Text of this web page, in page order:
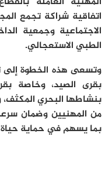
اتفاقية شراكة تجمع
الاجتماعية وجمعية
الطبي الاستعجالي.
وتسعى هذه الخطوة إلى
بقرى الصيد، وخاصة
بنشاطها البحري
من المهنيين وضمان
بما يسهم في حماية